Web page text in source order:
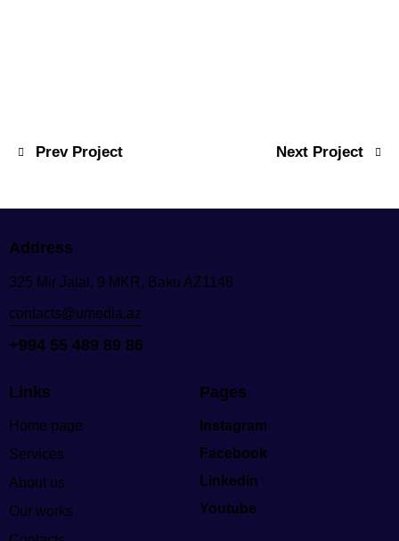
Prev Project Next Project
Address
325 Mir Jalal, 9 MKR, Baku AZ1148
contacts@umedia.az
+994 55 489 89 86
Links
Home page
Services
About us
Our works
Pages
Instagram
Facebook
Linkedin
Youtube